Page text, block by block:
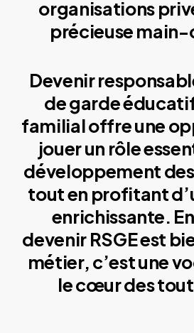
organisations
précieuse
Devenir
de garde
familial offre une
jouer un rôle
développement
tout en profitant
enrichissante.
devenir RSGE est
métier, c’est une
le cœur des